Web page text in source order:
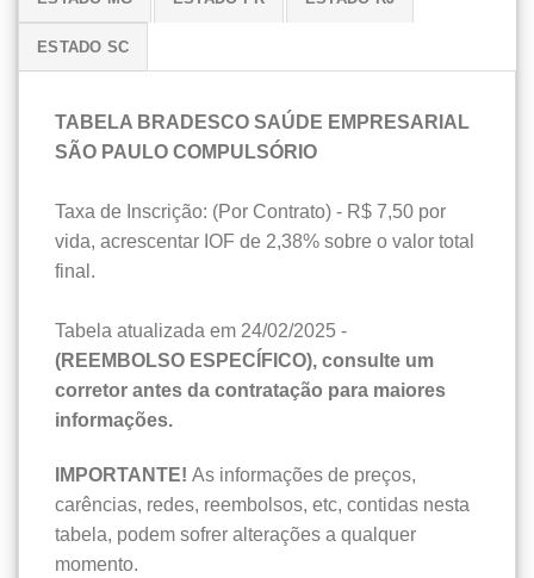
ESTADO SC
TABELA BRADESCO SAÚDE EMPRESARIAL
SÃO PAULO COMPULSÓRIO
Taxa de Inscrição: (Por Contrato) - R$ 7,50 por
vida, acrescentar IOF de 2,38% sobre o valor total
final.
Tabela atualizada em 24/02/2025 -
(REEMBOLSO ESPECÍFICO), consulte um
corretor antes da contratação para maiores
informações.
IMPORTANTE! As informações de preços,
carências, redes, reembolsos, etc, contidas nesta
tabela, podem sofrer alterações a qualquer
momento.